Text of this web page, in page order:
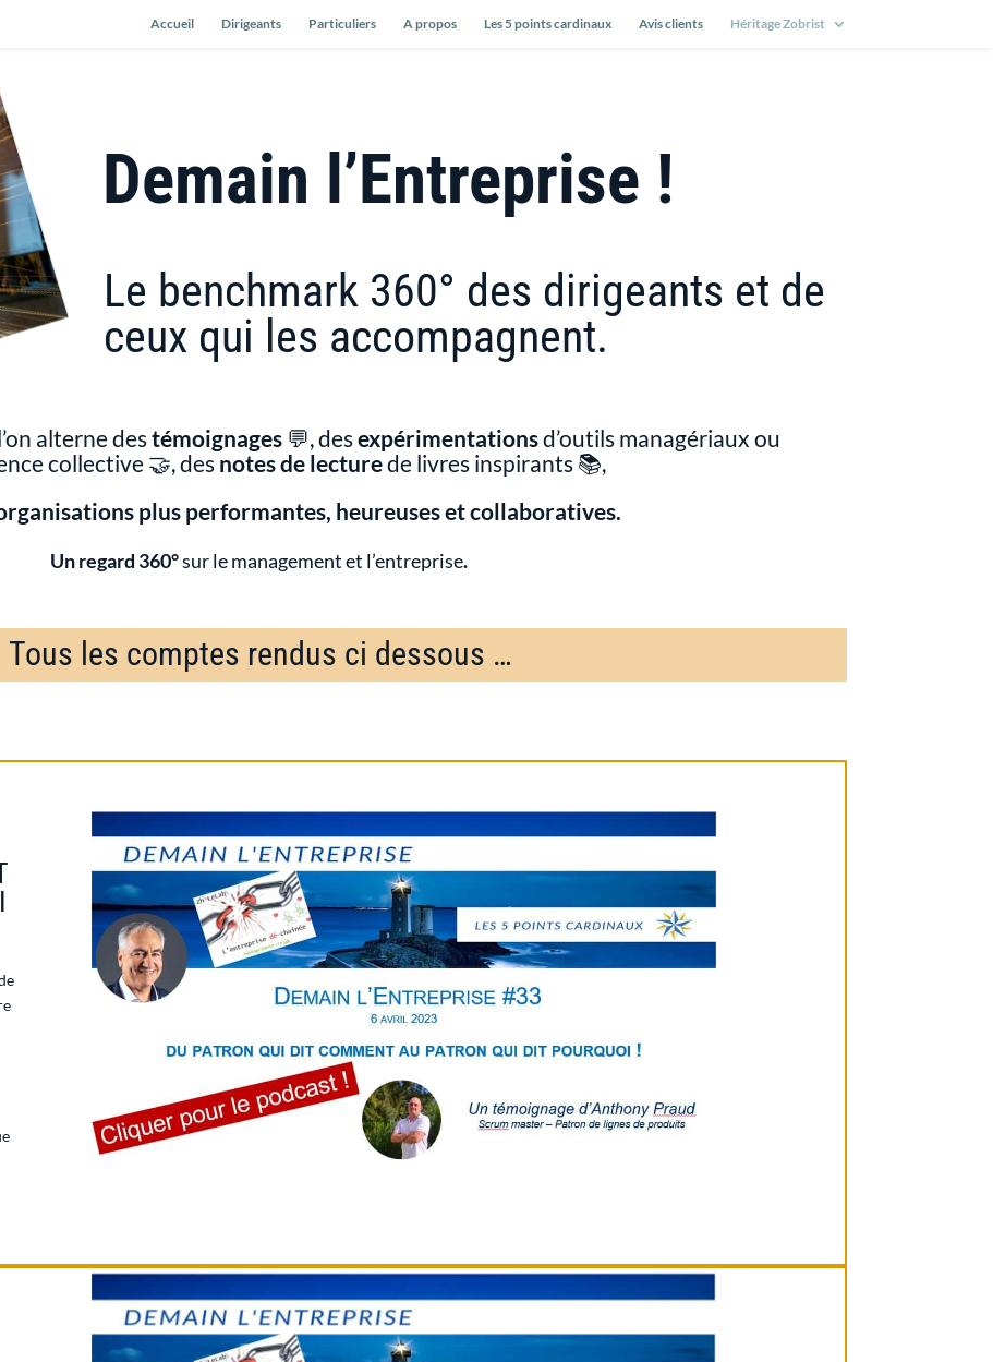
Accueil Dirigeants Particuliers A propos Les 5 points cardinaux Avis clients Héritage Zobrist
Demain l’Entreprise !
Le benchmark 360° des dirigeants et de
ceux qui les accompagnent.
alterne destémoignages💬, desexpérimentationsd’outils managériaux ou
collective 🤝, desnotes de lecturede livres inspirants 📚,
plus performantes, heureuses et collaboratives.
Un regard 360°sur le management et l’entreprise.
Tous les comptes rendus ci dessous …